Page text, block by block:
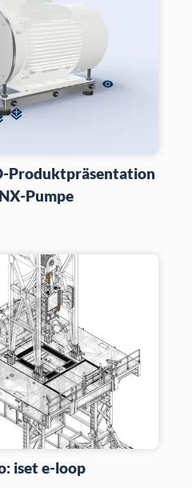
Produktpräsentation
Pumpe
iset e-loop